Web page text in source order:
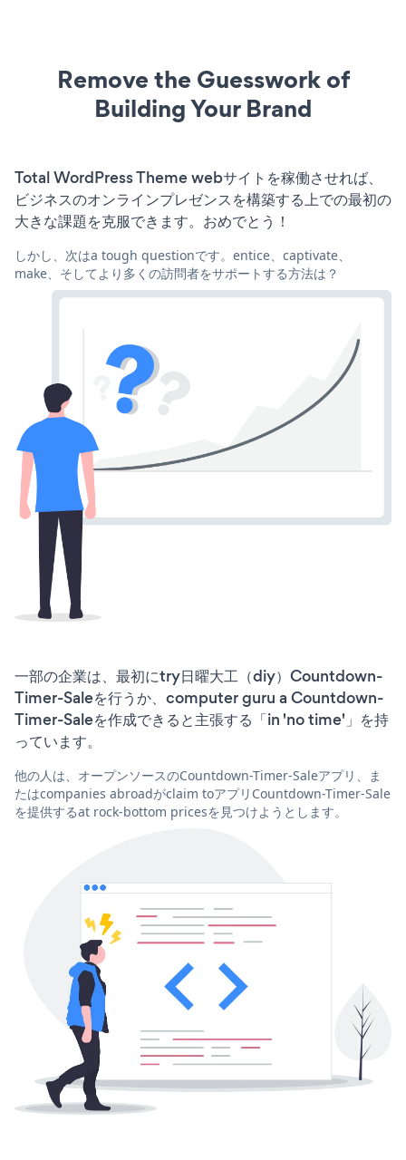
Remove the Guesswork of
Building Your Brand
Total WordPress Theme webサイトを稼働させれば、
ビジネスのオンラインプレゼンスを構築する上での最初の
大きな課題を克服できます。おめでとう！
しかし、次はa tough questionです。entice、captivate、
make、そしてより多くの訪問者をサポートする方法は？
一部の企業は、最初にtry日曜大工（diy）Countdown-
Timer-Saleを行うか、computer guru a Countdown-
Timer-Saleを作成できると主張する「in 'no time'」を持
っています。
他の人は、オープンソースのCountdown-Timer-Saleアプリ、ま
たはcompanies abroadがclaim toアプリCountdown-Timer-Sale
を提供するat rock-bottom pricesを見つけようとします。